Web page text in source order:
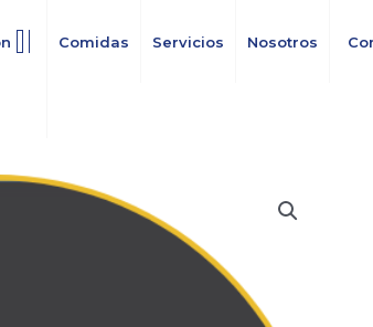
Comidas Servicios Nosotros